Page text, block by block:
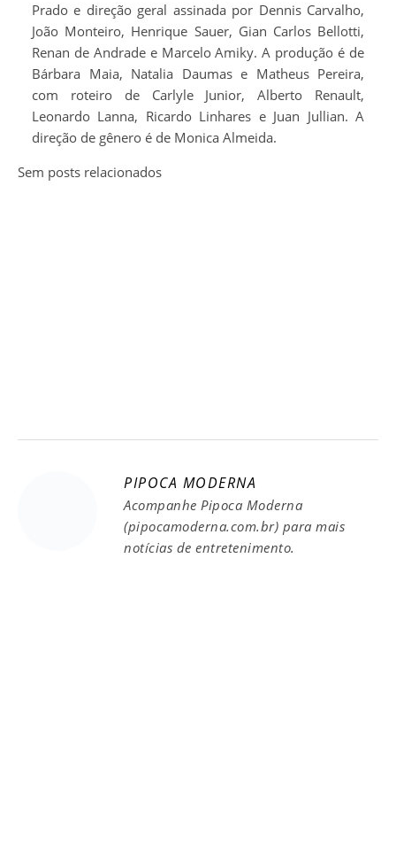
Prado e direção geral assinada por Dennis Carvalho,
João Monteiro, Henrique Sauer, Gian Carlos Bellotti,
Renan de Andrade e Marcelo Amiky. A produção é de
Bárbara Maia, Natalia Daumas e Matheus Pereira,
com roteiro de Carlyle Junior, Alberto Renault,
Leonardo Lanna, Ricardo Linhares e Juan Jullian. A
direção de gênero é de Monica Almeida.
Sem posts relacionados
PIPOCA MODERNA
Acompanhe Pipoca Moderna
(pipocamoderna.com.br) para mais
notícias de entretenimento.